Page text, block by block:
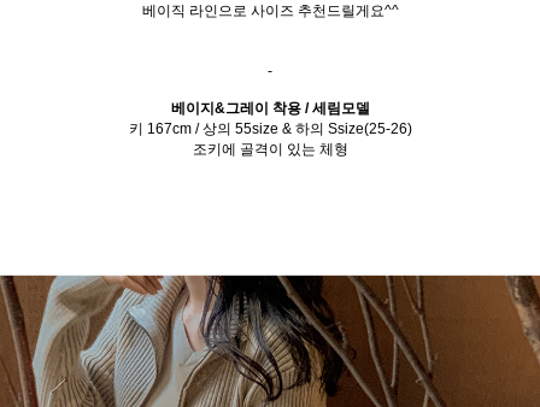
베이직 라인으로 사이즈 추천드릴게요^^
-
베이지&그레이 착용 / 세림모델
키 167cm / 상의 55size & 하의 Ssize(25-26)
조키에 골격이 있는 체형